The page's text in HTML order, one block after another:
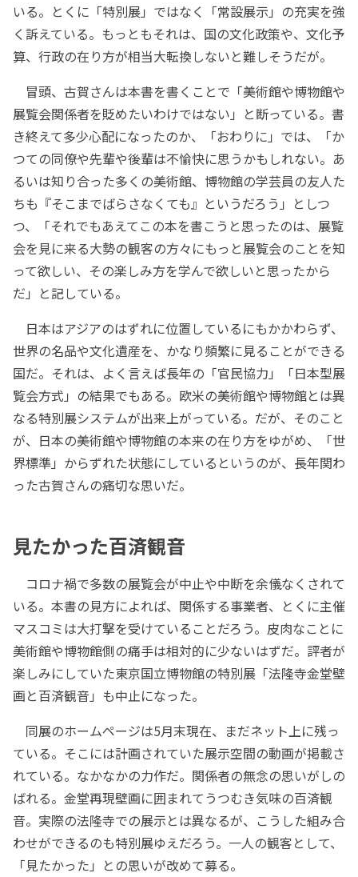
いる。とくに「特別展」ではなく「常設展示」の充実を強
く訴えている。もっともそれは、国の文化政策や、文化予
算、行政の在り方が相当大転換しないと難しそうだが。
冒頭、古賀さんは本書を書くことで「美術館や博物館や
展覧会関係者を貶めたいわけではない」と断っている。書
き終えて多少心配になったのか、「おわりに」では、「か
つての同僚や先輩や後輩は不愉快に思うかもしれない。あ
るいは知り合った多くの美術館、博物館の学芸員の友人た
ちも『そこまでばらさなくても』というだろう」としつ
つ、「それでもあえてこの本を書こうと思ったのは、展覧
会を見に来る大勢の観客の方々にもっと展覧会のことを知
って欲しい、その楽しみ方を学んで欲しいと思ったから
だ」と記している。
日本はアジアのはずれに位置しているにもかかわらず、
世界の名品や文化遺産を、かなり頻繁に見ることができる
国だ。それは、よく言えば長年の「官民協力」「日本型展
覧会方式」の結果でもある。欧米の美術館や博物館とは異
なる特別展システムが出来上がっている。だが、そのこと
が、日本の美術館や博物館の本来の在り方をゆがめ、「世
界標準」からずれた状態にしているというのが、長年関わ
った古賀さんの痛切な思いだ。
見たかった百済観音
コロナ禍で多数の展覧会が中止や中断を余儀なくされて
いる。本書の見方によれば、関係する事業者、とくに主催
マスコミは大打撃を受けていることだろう。皮肉なことに
美術館や博物館側の痛手は相対的に少ないはずだ。評者が
楽しみにしていた東京国立博物館の特別展「法隆寺金堂壁
画と百済観音」も中止になった。
同展のホームページは5月末現在、まだネット上に残っ
ている。そこには計画されていた展示空間の動画が掲載さ
れている。なかなかの力作だ。関係者の無念の思いがしの
ばれる。金堂再現壁画に囲まれてうつむき気味の百済観
音。実際の法隆寺での展示とは異なるが、こうした組み合
わせができるのも特別展ゆえだろう。一人の観客として、
「見たかった」との思いが改めて募る。